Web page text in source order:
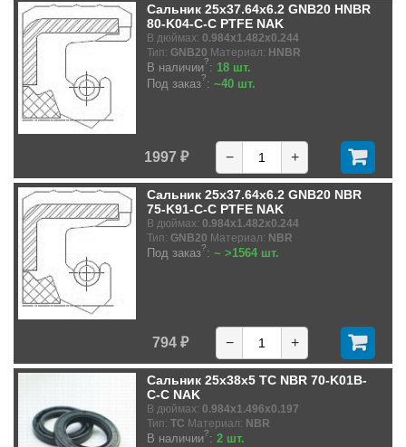
Сальник 25x37.64x6.2 GNB20 HNBR
80-K04-C-C PTFE NAK
В дюймах: 0.984x1.482x0.244
Тип: GNB20 Материал: HNBR
В наличии?: 18 шт.
Под заказ?: ~40 шт.
1997 ₽ − +
Сальник 25x37.64x6.2 GNB20 NBR
75-K91-C-C PTFE NAK
В дюймах: 0.984x1.482x0.244
Тип: GNB20 Материал: NBR
Под заказ?: ~ >1564 шт.
794 ₽ − +
Сальник 25x38x5 TC NBR 70-K01B-
C-C NAK
В дюймах: 0.984x1.496x0.197
Тип: TC Материал: NBR
В наличии?: 2 шт.